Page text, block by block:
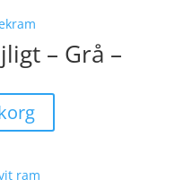
– Grå –